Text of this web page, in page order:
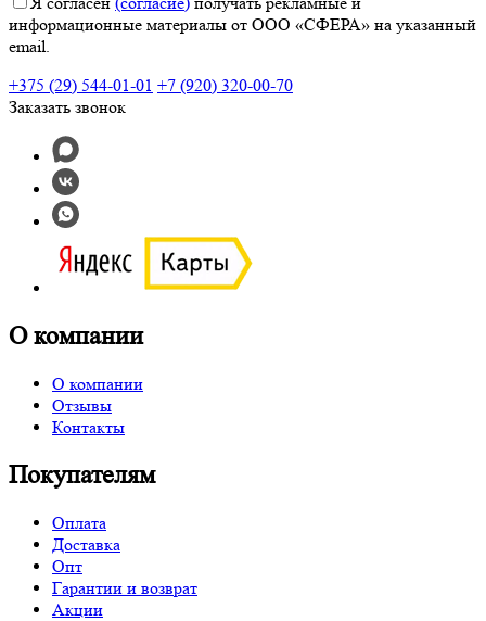
информационные материалы от ООО «СФЕРА» на указанный
email.
+375 (29) 544-01-01 +7 (920) 320-00-70
Заказать звонок
О компании
О компании
Отзывы
Контакты
Покупателям
Оплата
Доставка
Опт
Гарантии и возврат
Акции